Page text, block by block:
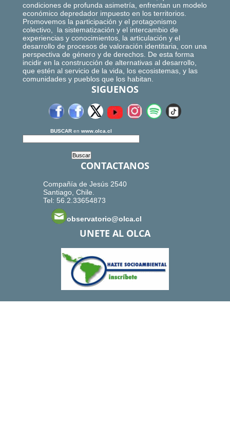
condiciones de profunda asimetría, enfrentan un modelo
económico depredador impuesto en los territorios.
Promovemos la participación y el protagonismo
colectivo, la sistematización y el intercambio de
experiencias y conocimientos, la articulación y el
desarrollo de procesos de valoración identitaria, con una
perspectiva de género y de derechos. De esta forma
incidir en la construcción de alternativas al desarrollo,
que estén al servicio de la vida, los ecosistemas, y las
comunidades y pueblos que los habitan.
SIGUENOS
BUSCAR en www.olca.cl
CONTACTANOS
Compañía de Jesús 2540
Santiago, Chile.
Tel: 56.2.33654873
observatorio@olca.cl
UNETE AL OLCA